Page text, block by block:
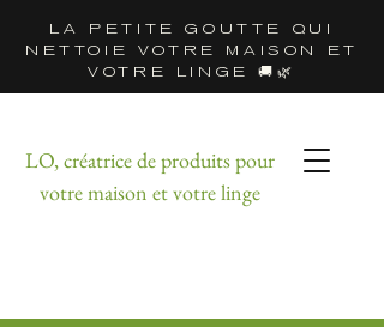
LA PETITE GOUTTE QUI
NETTOIE VOTRE MAISON ET
VOTRE LINGE 🚚🌿
LO, créatrice de produits pour
votre maison et votre linge